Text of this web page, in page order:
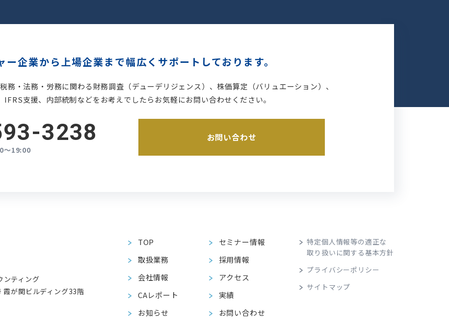
ー企業から上場企業まで幅広くサポートしております。
務・法務・労務に関わる財務調査（デューデリジェンス）、株価算定（バリュエーション）、
IFRS支援、内部統制などをお考えでしたらお気軽にお問い合わせください。
3238
～19:00
お問い合わせ
ンティング
霞が関ビルディング33階
TOP
取扱業務
会社情報
CAレポート
お知らせ
セミナー情報
採用情報
アクセス
実績
お問い合わせ
特定個人情報等の適正な
取り扱いに関する基本方針
プライバシーポリシー
サイトマップ